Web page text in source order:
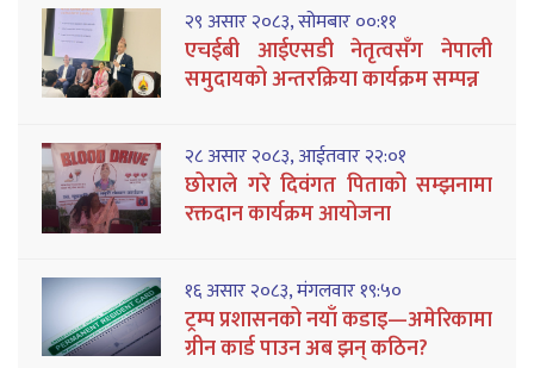
२९ असार २०८३, सोमबार ००:११
एचईबी आईएसडी नेतृत्वसँग नेपाली
समुदायको अन्तरक्रिया कार्यक्रम सम्पन्न
२८ असार २०८३, आईतवार २२:०१
छोराले गरे दिवंगत पिताको सम्झनामा
रक्तदान कार्यक्रम आयोजना
१६ असार २०८३, मंगलवार १९:५०
ट्रम्प प्रशासनको नयाँ कडाइ—अमेरिकामा
ग्रीन कार्ड पाउन अब झन् कठिन?